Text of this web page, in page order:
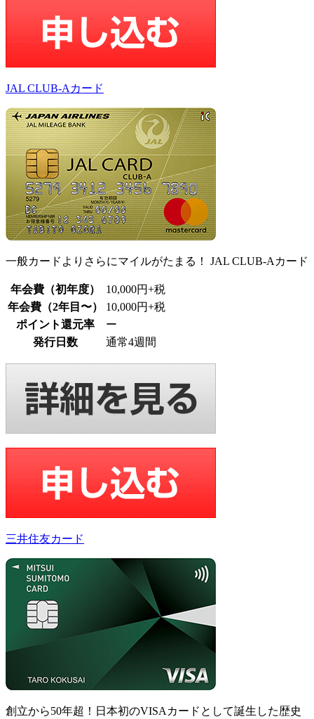
JAL CLUB-Aカード
一般カードよりさらにマイルがたまる！ JAL CLUB-Aカード
年会費（初年度）
10,000円+税
年会費（2年目〜）
10,000円+税
ポイント還元率
ー
発行日数
通常4週間
三井住友カード
創立から50年超！日本初のVISAカードとして誕生した歴史